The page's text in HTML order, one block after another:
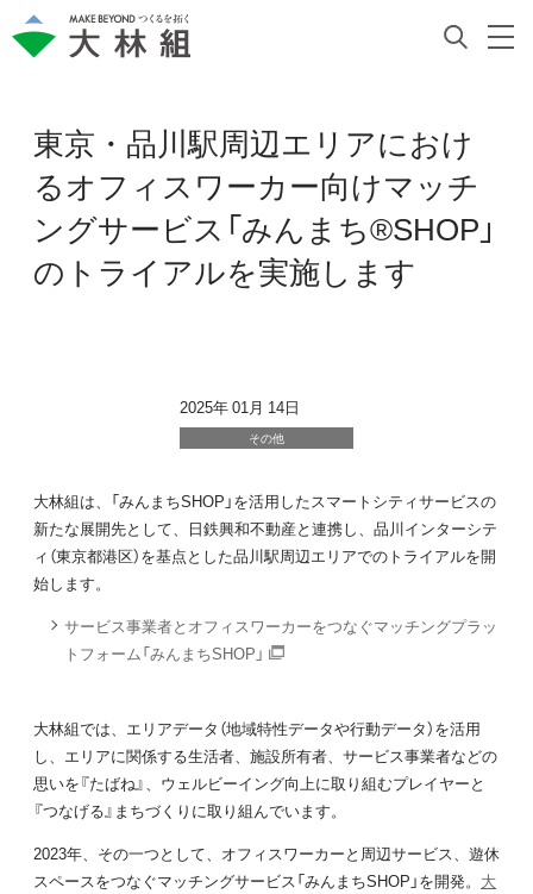
東京・品川駅周辺エリアにおけ
るオフィスワーカー向けマッチ
ングサービス「みんまち®SHOP」
のトライアルを実施します
2025年 01月 14日
その他
大林組は、「みんまちSHOP」を活用したスマートシティサービスの
新たな展開先として、日鉄興和不動産と連携し、品川インターシテ
ィ（東京都港区）を基点とした品川駅周辺エリアでのトライアルを開
始します。
サービス事業者とオフィスワーカーをつなぐマッチングプラッ
トフォーム「みんまちSHOP」
大林組では、エリアデータ（地域特性データや行動データ）を活用
し、エリアに関係する生活者、施設所有者、サービス事業者などの
思いを『たばね』、ウェルビーイング向上に取り組むプレイヤーと
『つなげる』まちづくりに取り組んでいます。
2023年、その一つとして、オフィスワーカーと周辺サービス、遊休
スペースをつなぐマッチングサービス「みんまちSHOP」を開発。 大